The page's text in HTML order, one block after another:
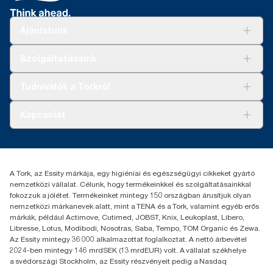
+36 1 392 2176
H-1021 Budapest
Budakeszi út 51.
A Tork, az Essity márkája, egy higiéniai és egészségügyi cikkeket gyártó
nemzetközi vállalat. Célunk, hogy termékeinkkel és szolgáltatásainkkal
fokozzuk a jólétet. Termékeinket mintegy 150 országban árusítjuk olyan
nemzetközi márkanevek alatt, mint a TENA és a Tork, valamint egyéb erős
márkák, például Actimove, Cutimed, JOBST, Knix, Leukoplast, Libero,
Libresse, Lotus, Modibodi, Nosotras, Saba, Tempo, TOM Organic és Zewa.
Az Essity mintegy 36 000 alkalmazottat foglalkoztat. A nettó árbevétel
2024-ben mintegy 146 mrdSEK (13 mrdEUR) volt. A vállalat székhelye
a svédországi Stockholm, az Essity részvényeit pedig a Nasdaq